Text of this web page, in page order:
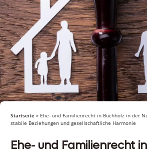
Startseite » Ehe- und Familienrecht in Buchholz in der
stabile Beziehungen und gesellschaftliche Harmonie
Ehe- und Familienrecht